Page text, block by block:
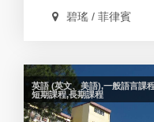
碧瑤 / 菲律賓
英語 (英文、美語),一般語言課
短期課程,長期課程